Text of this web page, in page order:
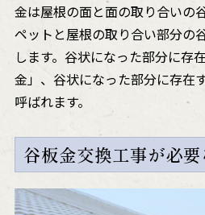
金は屋根の面と面の取り合いの
ペットと屋根の取り合い部分の
します。谷状になった部分に存
金」、谷状になった部分に存在
呼ばれます。
谷板金交換工事が必